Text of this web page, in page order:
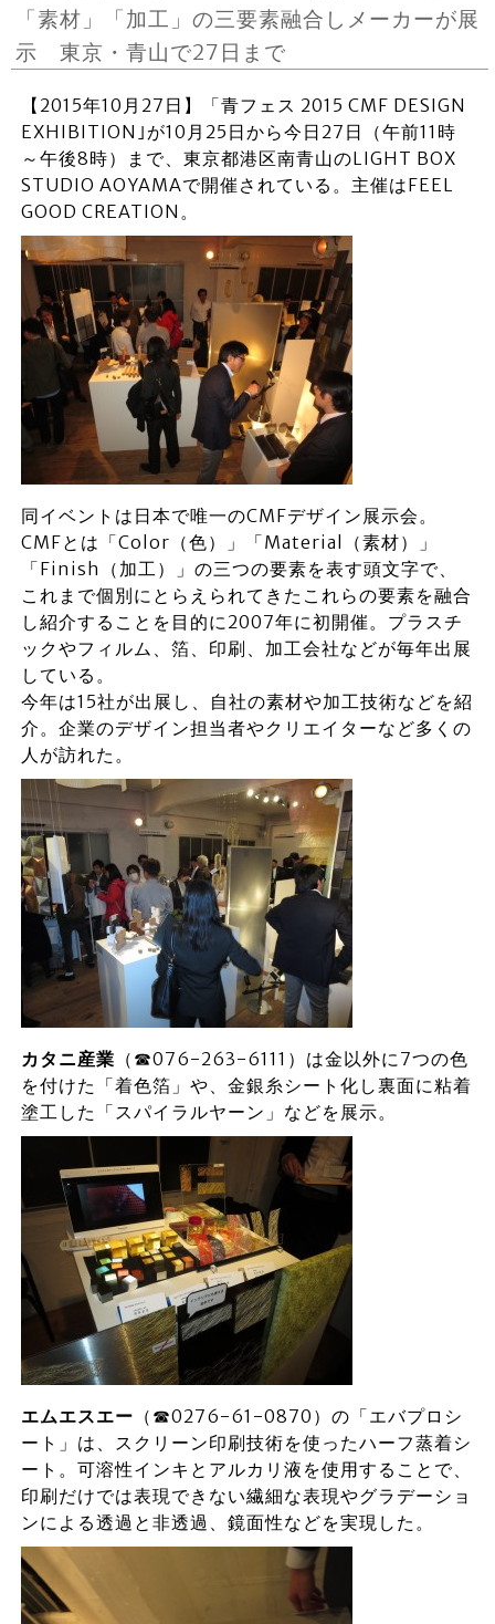
「素材」「加工」の三要素融合しメーカーが展
示 東京・青山で27日まで
【2015年10月27日】「青フェス 2015 CMF DESIGN
EXHIBITION｣が10月25日から今日27日（午前11時
～午後8時）まで、東京都港区南青山のLIGHT BOX
STUDIO AOYAMAで開催されている。主催はFEEL
GOOD CREATION。
同イベントは日本で唯一のCMFデザイン展示会。
CMFとは「Color（色）」「Material（素材）」
「Finish（加工）」の三つの要素を表す頭文字で、
これまで個別にとらえられてきたこれらの要素を融合
し紹介することを目的に2007年に初開催。プラスチ
ックやフィルム、箔、印刷、加工会社などが毎年出展
している。
今年は15社が出展し、自社の素材や加工技術などを紹
介。企業のデザイン担当者やクリエイターなど多くの
人が訪れた。
カタニ産業 （☎076-263-6111）は金以外に7つの色
を付けた「着色箔」や、金銀糸シート化し裏面に粘着
塗工した「スパイラルヤーン」などを展示。
エムエスエー （☎0276-61-0870）の「エバプロシ
ート」は、スクリーン印刷技術を使ったハーフ蒸着シ
ート。可溶性インキとアルカリ液を使用することで、
印刷だけでは表現できない繊細な表現やグラデーショ
ンによる透過と非透過、鏡面性などを実現した。